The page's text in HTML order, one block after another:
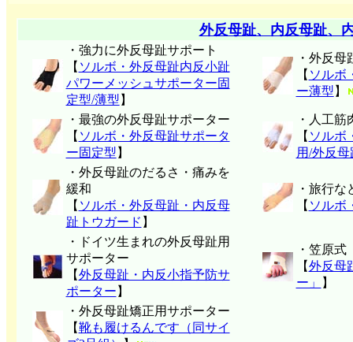
外反母趾、内反母趾、
・強力に外反母趾サポート
【 ソルボ・外反母趾内反小趾
パワーメッシュサポーター固
定型/薄型 】
・外反
【 ソルボ
ー薄型 】
・最強の外反母趾サポーター
【 ソルボ・外反母趾サポータ
ー固定型 】
・人工筋
【 ソルボ
用/外反
・外反母趾のだるさ・痛みを
緩和
【 ソルボ・外反母趾・内反母
趾トウガード 】
・旅行な
【 ソルボ
・ドイツ生まれの外反母趾用
サポーター
【外反母趾・内反小指予防サ
ポーター 】
・笠原式
【外反母
ー」
】
・外反母趾矯正用サポーター
【靴も履けるんです（同サイ